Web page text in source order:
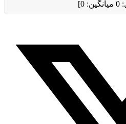
میانگین:0
]